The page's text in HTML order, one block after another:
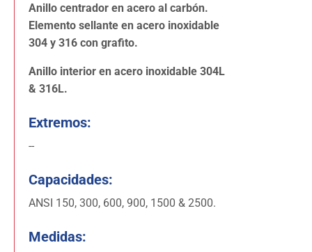
Anillo centrador en acero al carbón.
Elemento sellante en acero inoxidable
304 y 316 con grafito.
Anillo interior en acero inoxidable 304L
& 316L.
Extremos:
--
Capacidades:
ANSI 150, 300, 600, 900, 1500 & 2500.
Medidas: